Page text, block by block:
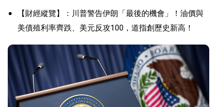
【財經縱覽】：川普警告伊朗「最後的機會」！油價與
美債殖利率齊跌、美元反攻100，道指創歷史新高！